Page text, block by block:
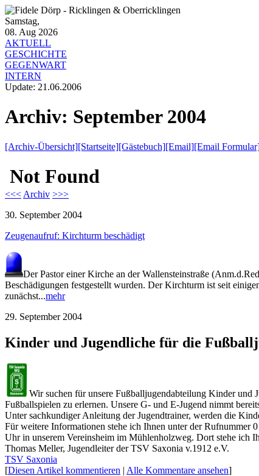
Samstag,
08. Aug 2026
AKTUELL
GESCHICHTE
GEGENWART
INTERN
Update: 21.06.2006
Archiv: September 2004
[Archiv-Übersicht][Startseite][Gästebuch][Email][Email
<<< Archiv >>>
30. September 2004
Zeugenaufruf: Kirchturm beschädigt
Der Pastor einer Kirche an der Wallensteinstraße
Beschädigungen festgestellt wurden. Der Kirchturm ist seit
zunächst...mehr
29. September 2004
Kinder und Jugendliche für die
Wir suchen für unsere Fußballjugendabteilung Kinder und
Fußballspielen zu erlernen. Unsere G- und E-Jugend nimmt
Unter sachkundiger Anleitung der Jugendtrainer, werden die
Für weitere Informationen stehe ich Ihnen unter der Rufnummer
Uhr in unserem Vereinsheim im Mühlenholzweg. Dort stehe ich
Thomas Meller, Jugendleiter der TSV Saxonia v.1912 e.V.
TSV Saxonia
[Diesen Artikel kommentieren | Alle Kommentare ansehen]